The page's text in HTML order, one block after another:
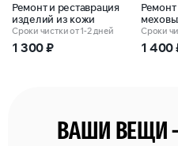
Ремонт и реставрация
изделий из кожи
Сроки чистки от 1-2 дней
1 300₽
Ремонт
Сроки
1 400
ВАШИ ВЕЩИ